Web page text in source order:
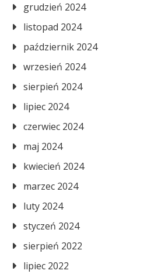
grudzień 2024
listopad 2024
październik 2024
wrzesień 2024
sierpień 2024
lipiec 2024
czerwiec 2024
maj 2024
kwiecień 2024
marzec 2024
luty 2024
styczeń 2024
sierpień 2022
lipiec 2022